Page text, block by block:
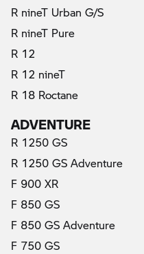
R nineT Urban G/S
R nineT Pure
R 12
R 12 nineT
R 18 Roctane
ADVENTURE
R 1250 GS
R 1250 GS Adventure
F 900 XR
F 850 GS
F 850 GS Adventure
F 750 GS